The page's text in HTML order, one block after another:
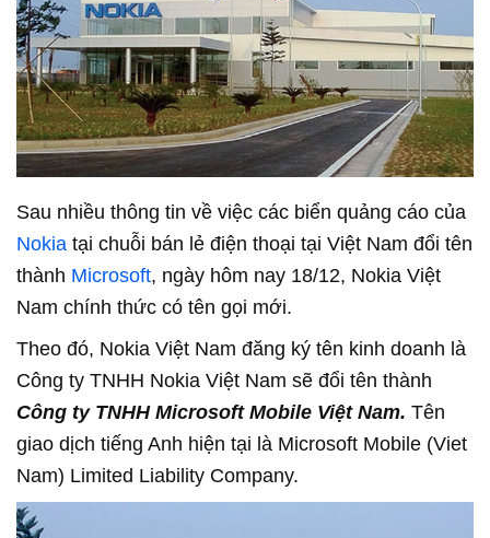
Sau nhiều thông tin về việc các biển quảng cáo của
Nokia tại chuỗi bán lẻ điện thoại tại Việt Nam đổi tên
thành Microsoft, ngày hôm nay 18/12, Nokia Việt
Nam chính thức có tên gọi mới.
Theo đó, Nokia Việt Nam đăng ký tên kinh doanh là
Công ty TNHH Nokia Việt Nam sẽ đổi tên thành
Công ty TNHH Microsoft Mobile Việt Nam. Tên
giao dịch tiếng Anh hiện tại là Microsoft Mobile (Viet
Nam) Limited Liability Company.